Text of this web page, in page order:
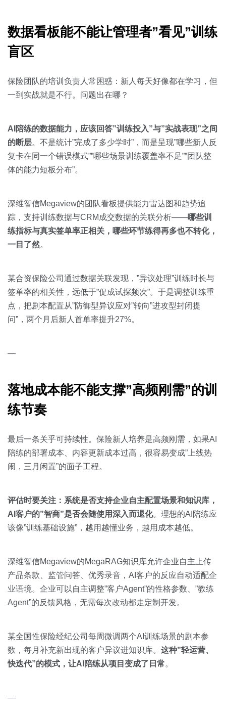
数据看板能不能让管理者”看见”训练
盲区
保险团队的培训负责人常困惑：新人每天好像都在学习，但
一到实战就是不行。问题出在哪？
AI陪练的数据能力，应该回答”训练投入”与”实战表现”之间
的断层。不是统计”完成了多少学时”，而是呈现”哪些新人反
复卡在同一个错误模式””哪些场景训练覆盖率不足””团队整
体的能力短板分布”。
深维智信Megaview的团队看板提供能力雷达图和趋势追
踪，支持训练数据与CRM成交数据的关联分析——哪些训
练指标与真实签单率正相关，哪些环节练得再多也不转化，
一目了然。
某合资保险公司通过数据关联发现，”异议处理”训练时长与
签单率的相关性，远低于”促成试探频次”。于是调整训练重
点，把剧本配置从”防御型异议应对”转向”进攻型封闭提
问”，两个月后新人首单率提升27%。
—
落地成本能不能支撑”高频刚需”的训
练节奏
最后一条关乎可持续性。保险新人培养是高频刚需，如果AI
陪练的部署成本、内容更新成本过高，很容易变成”上线热
闹，三月闲置”的面子工程。
评估时要关注：系统是否支持企业自主配置场景和知识库，
AI客户的”智商”是否会随使用深入而退化。理想的AI陪练应
该像”训练基础设施”，越用越懂业务，越用成本越低。
深维智信Megaview的MegaRAG知识库允许企业自主上传
产品条款、监管问答、优秀录音，AI客户的反应自动适配企
业语境。企业可以自主调整”客户Agent”的性格参数、”教练
Agent”的反馈风格，无需每次改动都走定制开发。
某全国性保险经纪公司每周微调两个AI训练场景的剧本参
数，每月补充新出现的客户异议进知识库。 这种”轻运营、
快迭代”的模式，让AI陪练从项目变成了日常。
—